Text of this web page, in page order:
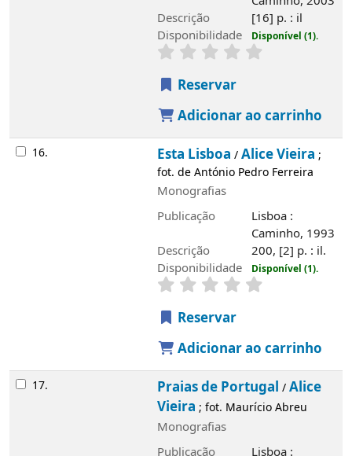
Descrição
[16] p. : il
Disponibilidade
Disponível (1).
Reservar
Adicionar ao carrinho
16. Esta Lisboa /Alice Vieira ;
fot. de António Pedro Ferreira
Monografias
Publicação
Lisboa :
Caminho, 1993
Descrição
200, [2] p. : il.
Disponibilidade
Disponível (1).
Reservar
Adicionar ao carrinho
17. Praias de Portugal /Alice
Vieira ; fot. Maurício Abreu
Monografias
Publicação
Lisboa :